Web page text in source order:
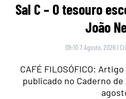
Sal C – O tesouro
João
09:10 7 Agosto, 2026 |
CAFÉ FILOSÓFICO:
publicado no Caderno